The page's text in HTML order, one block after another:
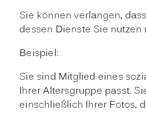
Sie können verlangen,
dessen Dienste Sie nutzen
Beispiel:
Sie sind Mitglied eines
Ihrer Altersgruppe passt.
einschließlich Ihrer Fotos,